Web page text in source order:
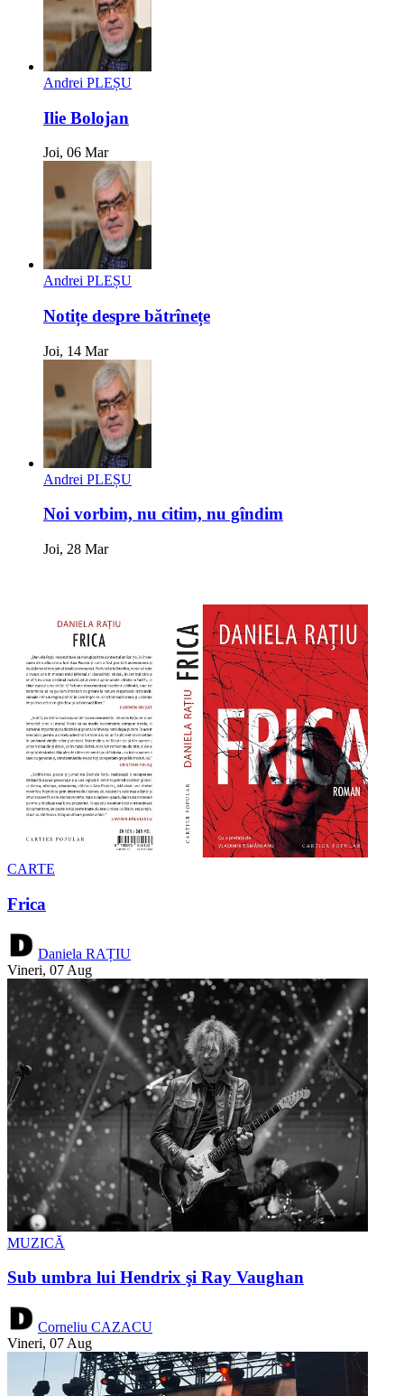
Andrei PLEȘU
Ilie Bolojan
Joi, 06 Mar
Andrei PLEȘU
Notițe despre bătrînețe
Joi, 14 Mar
Andrei PLEȘU
Noi vorbim, nu citim, nu gîndim
Joi, 28 Mar
CARTE
Frica
Daniela RAȚIU
Vineri, 07 Aug
MUZICĂ
Sub umbra lui Hendrix şi Ray Vaughan
Corneliu CAZACU
Vineri, 07 Aug